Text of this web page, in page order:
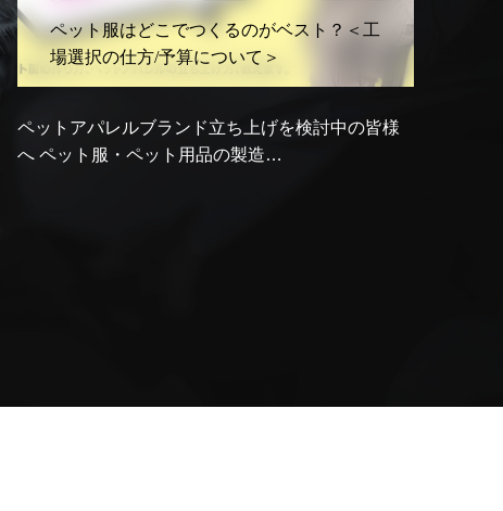
るのがベスト？＜工
いて＞
ち上げを検討中の皆様
の製造…
ペットホテルを立ち上げる
ペット事業立ち上げをお考え